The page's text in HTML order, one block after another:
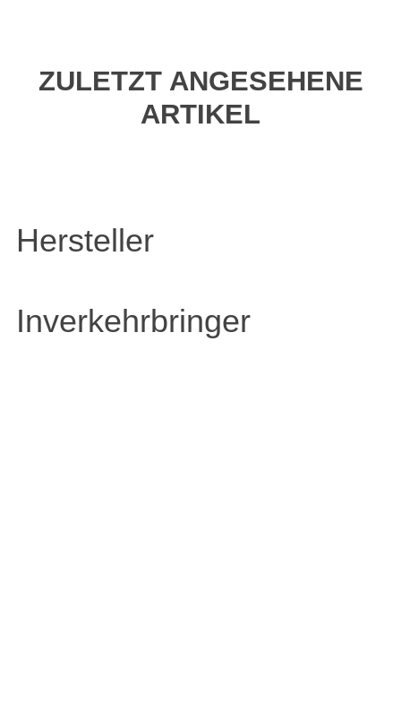
ZULETZT ANGESEHENE
ARTIKEL
Hersteller
Inverkehrbringer